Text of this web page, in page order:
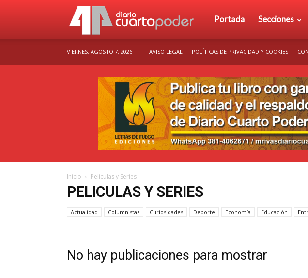
Diario
Poder
Portada Secciones
VIERNES, AGOSTO 7, 2026 AVISO LEGAL POLÍTICAS DE PRIVACIDAD Y COOKIES
Inicio Peliculas y Series
PELICULAS Y SERIES
Actualidad Columnistas Curiosidades Deporte Economía Educación
No hay publicaciones para mostrar